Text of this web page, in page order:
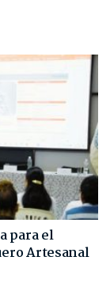
para el
Artesanal